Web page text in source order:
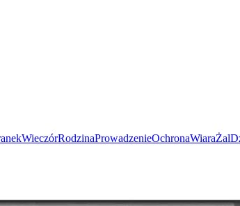
WieczórRodzinaProwadzenieOchronaWiaraŻal